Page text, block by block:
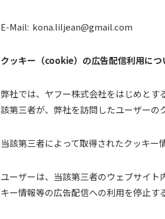
E-Mail: kona.liljean@gmail.com
クッキー（cookie）の広告配信利用につ
弊社では、ヤフー株式会社をはじめとす
該第三者が、弊社を訪問したユーザーの
当該第三者によって取得されたクッキー
ユーザーは、当該第三者のウェブサイ
キー情報等の広告配信への利用を停止す